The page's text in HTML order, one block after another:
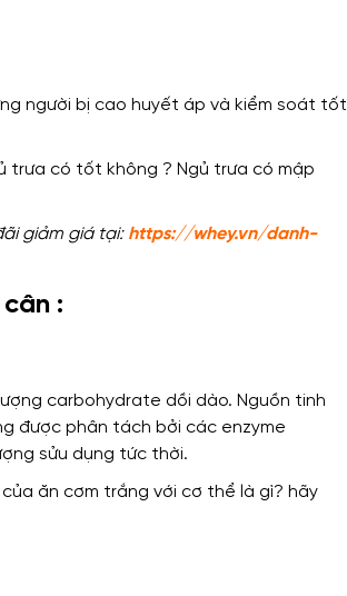
người bị cao huyết áp và kiểm soát tốt
giảm giá tại: https://whey.vn/danh-
:
carbohydrate dồi dào. Nguồn tinh
được phân tách bởi các enzyme
sửu dụng tức thời.